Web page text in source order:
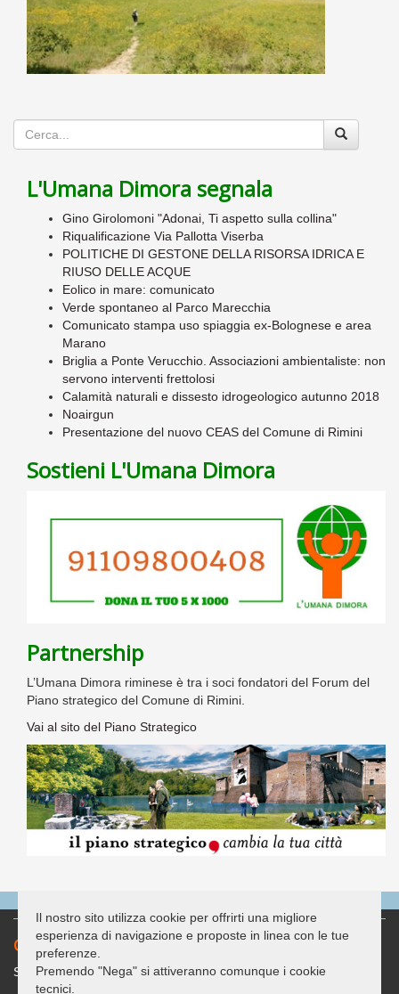
L'Umana Dimora segnala
Gino Girolomoni "Adonai, Ti aspetto sulla collina"
Riqualificazione Via Pallotta Viserba
POLITICHE DI GESTONE DELLA RISORSA IDRICA E
RIUSO DELLE ACQUE
Eolico in mare: comunicato
Verde spontaneo al Parco Marecchia
Comunicato stampa uso spiaggia ex-Bolognese e area
Marano
Briglia a Ponte Verucchio. Associazioni ambientaliste: non
servono interventi frettolosi
Calamità naturali e dissesto idrogeologico autunno 2018
Noairgun
Presentazione del nuovo CEAS del Comune di Rimini
Sostieni L'Umana Dimora
Partnership
L’Umana Dimora riminese è tra i soci fondatori del Forum del
Piano strategico del Comune di Rimini.
Vai al sito del Piano Strategico
Contatti
Sede legale: c/o Casa delle Associazioni "G. Bracconi"
Il nostro sito utilizza cookie per offrirti una migliore
esperienza di navigazione e proposte in linea con le tue
preferenze.
Premendo "Nega" si attiveranno comunque i cookie
tecnici.